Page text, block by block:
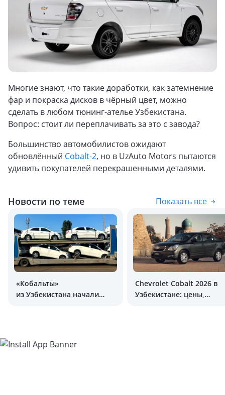
Многие знают, что такие доработки, как затемнение
фар и покраска дисков в чёрный цвет, можно
сделать в любом тюнинг-ателье Узбекистана.
Вопрос: стоит ли переплачивать за это с завода?
Большинство автомобилистов ожидают
обновлённый Cobalt-2, но в UzAuto Motors пытаются
удивить покупателей перекрашенными деталями.
Новости по теме Показать все
«Кобальты»
из Узбекистана начали
Chevrolet Cobalt 2026 в
Узбекистане: цены,